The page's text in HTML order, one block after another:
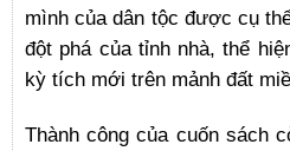
mình của dân tộc được cụ
đột phá của tỉnh nhà, thể
kỳ tích mới trên mảnh đất
Thành công của cuốn sách